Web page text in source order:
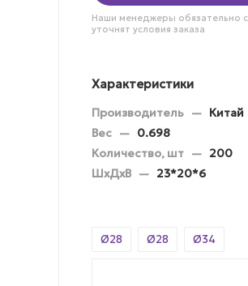
Наши менеджеры обязательно
уточнят условия заказа
Характеристики
Производитель — Китай
Вес — 0.698
Количество, шт — 200
ШхДхВ — 23*20*6
Ø28 Ø28 Ø34